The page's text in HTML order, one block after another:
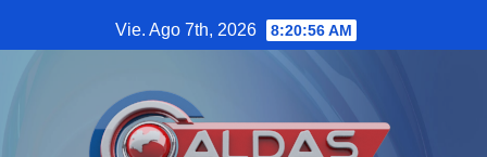
al
Vie. Ago 7th, 2026 8:20:56 AM